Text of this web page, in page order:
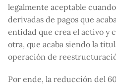
legalmente aceptable
derivadas de pagos que
entidad que crea el activo y
otra, que acaba siendo la
operación de
Por ende, la reducción del